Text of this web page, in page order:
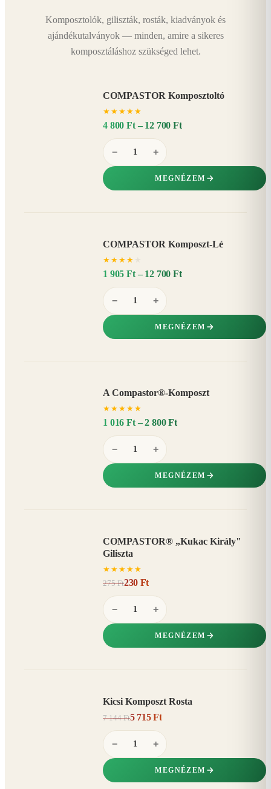
Komposztolók, giliszták, rosták, kiadványok és
ajándékutalványok — minden, amire a sikeres
komposztáláshoz szükséged lehet.
COMPASTOR Komposztoltó
★ ★ ★ ★ ★
4 800 Ft – 12 700 Ft
− +
MEGNÉZEM
COMPASTOR Komposzt-Lé
★ ★ ★ ★
1 905 Ft – 12 700 Ft
− +
MEGNÉZEM
A Compastor®-Komposzt
★ ★ ★ ★ ★
1 016 Ft – 2 800 Ft
− +
MEGNÉZEM
COMPASTOR® „Kukac Király"
Giliszta
★ ★ ★ ★ ★
275 Ft230 Ft
− +
MEGNÉZEM
Kicsi Komposzt Rosta
7 144 Ft5 715 Ft
− +
MEGNÉZEM